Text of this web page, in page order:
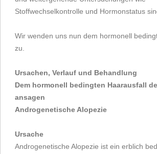
Stoffwechselkontrolle und Hormonstatus
Wir wenden uns nun dem hormonell
zu.
Ursachen, Verlauf und Behandlung
Dem hormonell bedingten Haarausfall
ansagen
Androgenetische Alopezie
Ursache
Androgenetische Alopezie ist ein erblich